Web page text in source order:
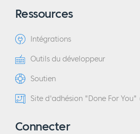
Ressources
Intégrations
Outils du développeur
Soutien
Site d'adhésion "Done For
Connecter